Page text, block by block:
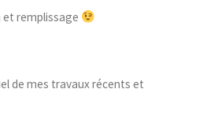
remplissage
de mes travaux récents et